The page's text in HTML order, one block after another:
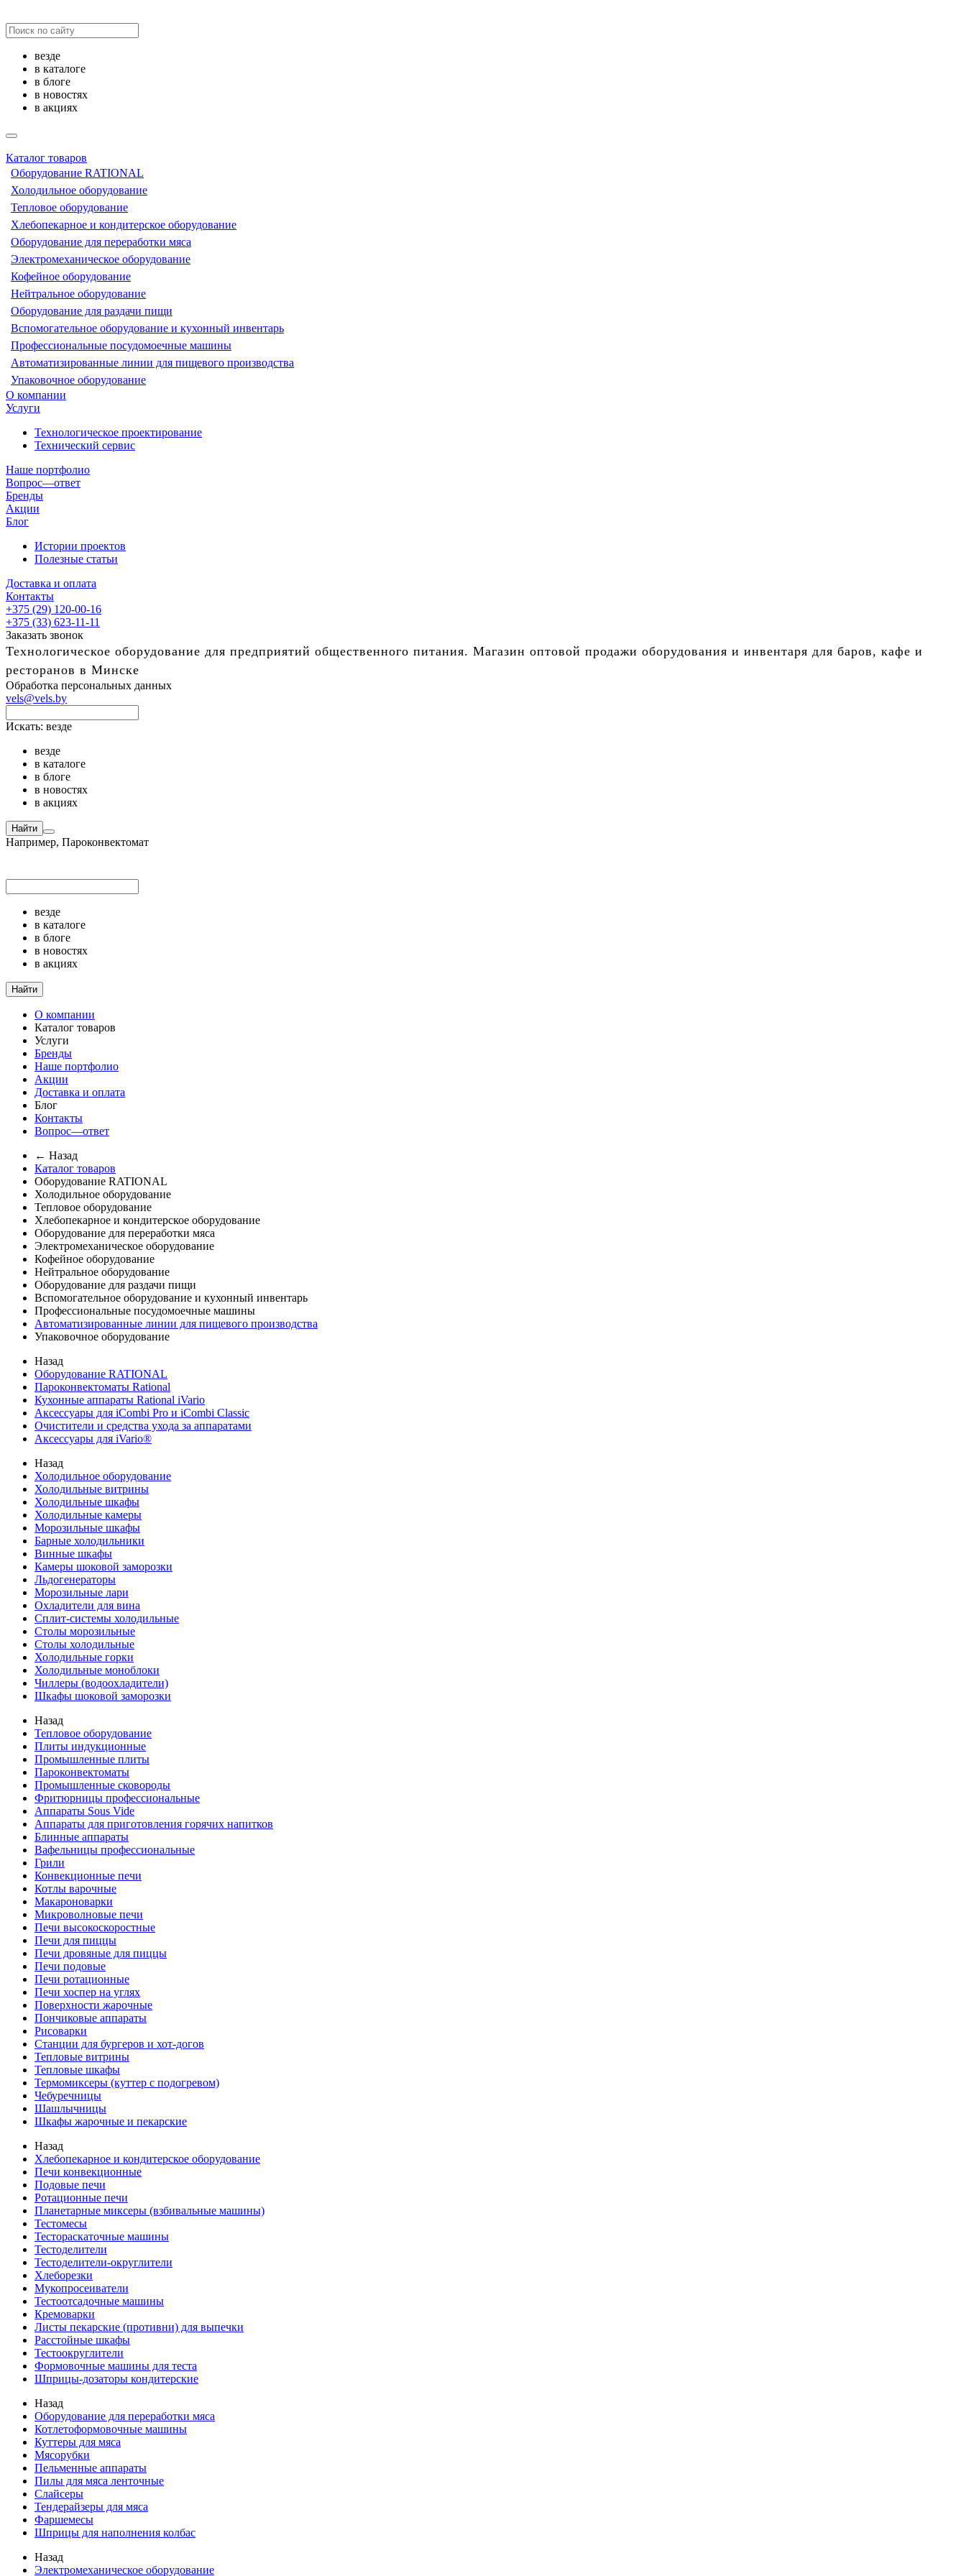
везде
в каталоге
в блоге
в новостях
в акциях
Каталог товаров
Оборудование RATIONAL
Холодильное оборудование
Тепловое оборудование
Хлебопекарное и кондитерское оборудование
Оборудование для переработки мяса
Электромеханическое оборудование
Кофейное оборудование
Нейтральное оборудование
Оборудование для раздачи пищи
Вспомогательное оборудование и кухонный инвентарь
Профессиональные посудомоечные машины
Автоматизированные линии для пищевого производства
Упаковочное оборудование
О компании
Услуги
Технологическое проектирование
Технический сервис
Наше портфолио
Вопрос—ответ
Бренды
Акции
Блог
Истории проектов
Полезные статьи
Доставка и оплата
Контакты
+375 (29) 120-00-16
+375 (33) 623-11-11
Заказать звонок
Технологическое оборудование для предприятий общественного питания. Магазин оптовой продажи оборудования и инвентаря для баров, кафе и
ресторанов в Минске
Обработка персональных данных
vels@vels.by
Искать: везде
везде
в каталоге
в блоге
в новостях
в акциях
Найти
Например, Пароконвектомат
везде
в каталоге
в блоге
в новостях
в акциях
Найти
О компании
Каталог товаров
Услуги
Бренды
Наше портфолио
Акции
Доставка и оплата
Блог
Контакты
Вопрос—ответ
← Назад
Каталог товаров
Оборудование RATIONAL
Холодильное оборудование
Тепловое оборудование
Хлебопекарное и кондитерское оборудование
Оборудование для переработки мяса
Электромеханическое оборудование
Кофейное оборудование
Нейтральное оборудование
Оборудование для раздачи пищи
Вспомогательное оборудование и кухонный инвентарь
Профессиональные посудомоечные машины
Автоматизированные линии для пищевого производства
Упаковочное оборудование
Назад
Оборудование RATIONAL
Пароконвектоматы Rational
Кухонные аппараты Rational iVario
Аксессуары для iCombi Pro и iCombi Classic
Очистители и средства ухода за аппаратами
Аксессуары для iVario®
Назад
Холодильное оборудование
Холодильные витрины
Холодильные шкафы
Холодильные камеры
Морозильные шкафы
Барные холодильники
Винные шкафы
Камеры шоковой заморозки
Льдогенераторы
Морозильные лари
Охладители для вина
Сплит-системы холодильные
Столы морозильные
Столы холодильные
Холодильные горки
Холодильные моноблоки
Чиллеры (водоохладители)
Шкафы шоковой заморозки
Назад
Тепловое оборудование
Плиты индукционные
Промышленные плиты
Пароконвектоматы
Промышленные сковороды
Фритюрницы профессиональные
Аппараты Sous Vide
Аппараты для приготовления горячих напитков
Блинные аппараты
Вафельницы профессиональные
Грили
Конвекционные печи
Котлы варочные
Макароноварки
Микроволновые печи
Печи высокоскоростные
Печи для пиццы
Печи дровяные для пиццы
Печи подовые
Печи ротационные
Печи хоспер на углях
Поверхности жарочные
Пончиковые аппараты
Рисоварки
Станции для бургеров и хот-догов
Тепловые витрины
Тепловые шкафы
Термомиксеры (куттер с подогревом)
Чебуречницы
Шашлычницы
Шкафы жарочные и пекарские
Назад
Хлебопекарное и кондитерское оборудование
Печи конвекционные
Подовые печи
Ротационные печи
Планетарные миксеры (взбивальные машины)
Тестомесы
Тестораскаточные машины
Тестоделители
Тестоделители-округлители
Хлеборезки
Мукопросеиватели
Тестоотсадочные машины
Кремоварки
Листы пекарские (противни) для выпечки
Расстойные шкафы
Тестоокруглители
Формовочные машины для теста
Шприцы-дозаторы кондитерские
Назад
Оборудование для переработки мяса
Котлетоформовочные машины
Куттеры для мяса
Мясорубки
Пельменные аппараты
Пилы для мяса ленточные
Слайсеры
Тендерайзеры для мяса
Фаршемесы
Шприцы для наполнения колбас
Назад
Электромеханическое оборудование